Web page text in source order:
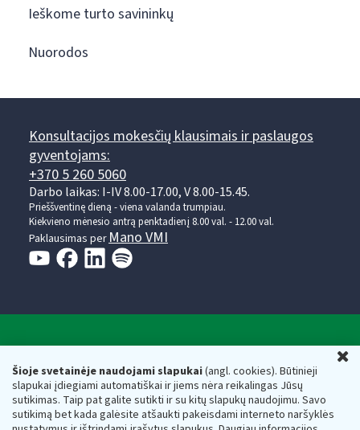
Šioje svetainėje naudojami slapukai(angl. cookies). Būtinieji
slapukai įdiegiami automatiškai ir jiems nėra reikalingas Jūsų
sutikimas. Taip pat galite sutikti ir su kitų slapukų naudojimu. Savo
sutikimą bet kada galėsite atšaukti pakeisdami interneto naršyklės
Ieškome turto savininkų
Nuorodos
Konsultacijos mokesčių klausimais ir paslaugos
gyventojams:
+370 5 260 5060
Darbo laikas: I-IV 8.00-17.00, V 8.00-15.45.
Prieššventinę dieną - viena valanda trumpiau.
Kiekvieno mėnesio antrą penktadienį 8.00 val. - 12.00 val.
Paklausimas per Mano VMI
Respublikos finansų ministerijos
Biudžetinė įstaiga. Juridinio asmens kodas — 188659752,
adresas: Vasario 16-osios g. 14, 01107 Vilnius, Lietuva, el.paštas:
vmi@vmi.lt, E. pristatymo dėžutės adresas 188659752